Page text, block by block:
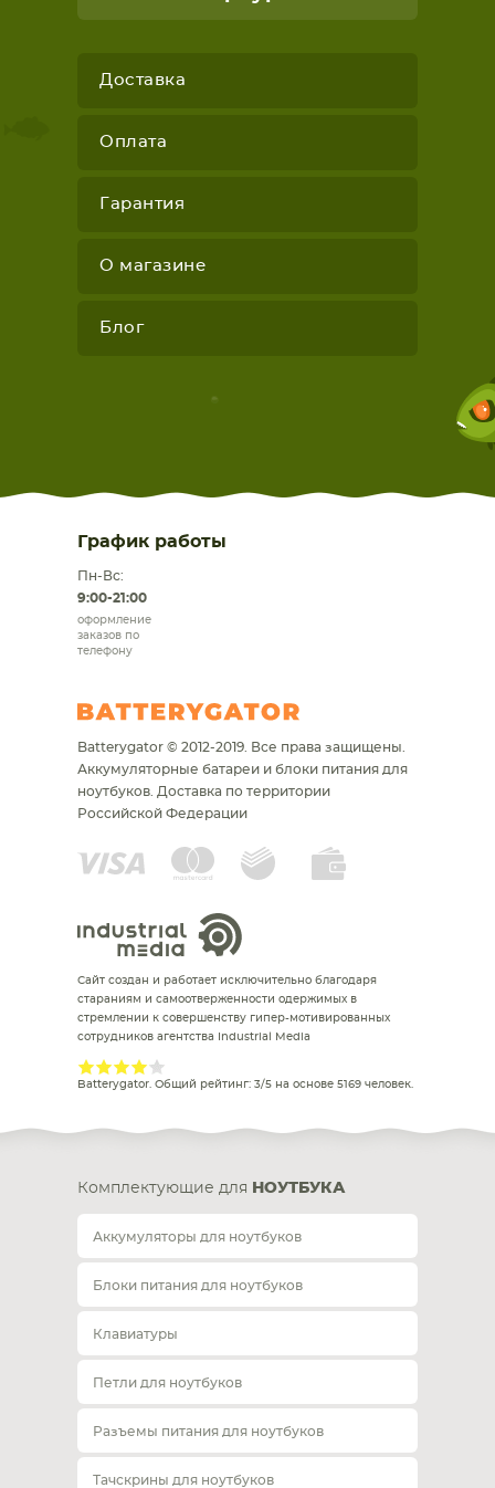
Доставка
Оплата
Гарантия
О магазине
Блог
График работы
Пн-Вс:
9:00-21:00
оформление
заказов по
телефону
Batterygator © 2012-2019. Все права защищены.
Аккумуляторные батареи и блоки питания для
ноутбуков. Доставка по территории
Российской Федерации
Сайт создан и работает исключительно благодаря
стараниям и самоотверженности одержимых в
стремлении к совершенству гипер-мотивированных
сотрудников агентства Industrial Media
Batterygator. Общий рейтинг: 3/5 на основе 5169 человек.
Комплектующие для НОУТБУКА
Аккумуляторы для ноутбуков
Блоки питания для ноутбуков
Клавиатуры
Петли для ноутбуков
Разъемы питания для ноутбуков
Тачскрины для ноутбуков